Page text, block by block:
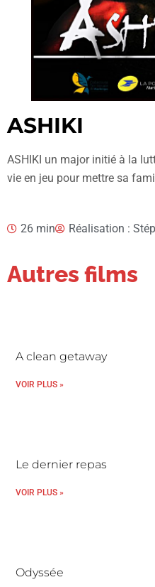
ASHIKI
ASHIKI un major initié à la
vie en jeu pour mettre sa
26 min Réalisation :
Autres films
A clean getaway
VOIR PLUS »
Le dernier repas
VOIR PLUS »
Odyssée